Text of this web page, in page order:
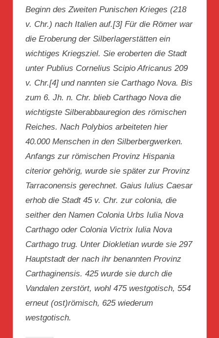
Beginn des Zweiten Punischen Krieges (218
v. Chr.) nach Italien auf.[3] Für die Römer war
die Eroberung der Silberlagerstätten ein
wichtiges Kriegsziel. Sie eroberten die Stadt
unter Publius Cornelius Scipio Africanus 209
v. Chr.[4] und nannten sie Carthago Nova. Bis
zum 6. Jh. n. Chr. blieb Carthago Nova die
wichtigste Silberabbauregion des römischen
Reiches. Nach Polybios arbeiteten hier
40.000 Menschen in den Silberbergwerken.
Anfangs zur römischen Provinz Hispania
citerior gehörig, wurde sie später zur Provinz
Tarraconensis gerechnet. Gaius Iulius Caesar
erhob die Stadt 45 v. Chr. zur colonia, die
seither den Namen Colonia Urbs Iulia Nova
Carthago oder Colonia Victrix Iulia Nova
Carthago trug. Unter Diokletian wurde sie 297
Hauptstadt der nach ihr benannten Provinz
Carthaginensis. 425 wurde sie durch die
Vandalen zerstört, wohl 475 westgotisch, 554
erneut (ost)römisch, 625 wiederum
westgotisch.